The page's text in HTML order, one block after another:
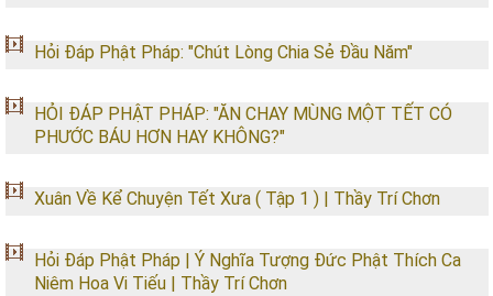
Hỏi Đáp Phật Pháp: "Chút Lòng Chia Sẻ Đầu Năm"
HỎI ĐÁP PHẬT PHÁP: "ĂN CHAY MÙNG MỘT TẾT CÓ
PHƯỚC BÁU HƠN HAY KHÔNG?"
Xuân Về Kể Chuyện Tết Xưa ( Tập 1 ) | Thầy Trí Chơn
Hỏi Đáp Phật Pháp | Ý Nghĩa Tượng Đức Phật Thích Ca
Niêm Hoa Vi Tiếu | Thầy Trí Chơn